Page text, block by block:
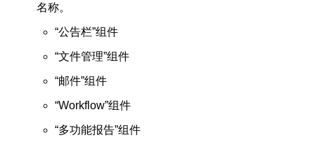
名称。
“公告栏”组件
“文件管理”组件
“邮件”组件
“Workflow”组件
“多功能报告”组件